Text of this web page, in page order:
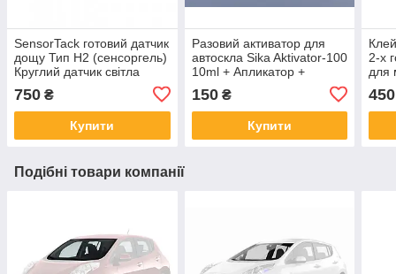
SensorTack готовий датчик
дощу Тип H2 (сенсоргель)
Круглий датчик світла
750 ₴
Купити
Разовий активатор для
автоскла Sika Aktivator-100
10ml + Апликатор +
150₴
Купити
2-х
для
450
Подібні товари компанії